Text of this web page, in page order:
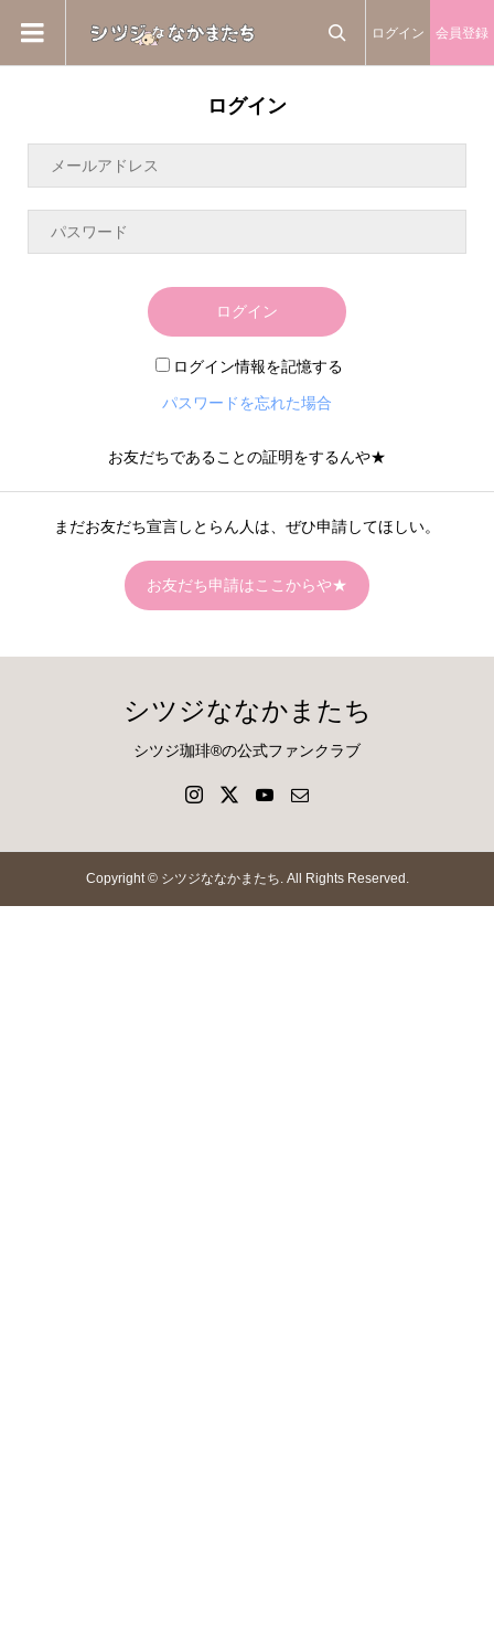
ログイン 会員登録
ログイン
ログイン
ログイン情報を記憶する
パスワードを忘れた場合
お友だちであることの証明をするんや★
まだお友だち宣言しとらん人は、ぜひ申請してほしい。
お友だち申請はここからや★
シツジななかまたち
シツジ珈琲®の公式ファンクラブ
Copyright ©シツジななかまたち. All Rights Reserved.